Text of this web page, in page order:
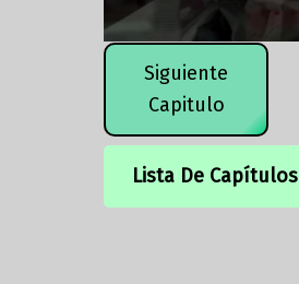
Siguiente
Capitulo
Lista De Capítulos